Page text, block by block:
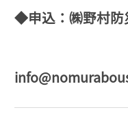
◆申込：㈱野村